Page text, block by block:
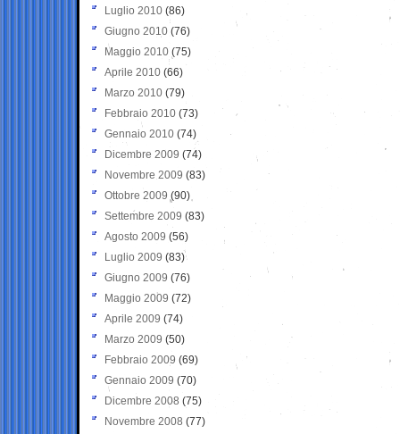
Luglio 2010 (86)
Giugno 2010 (76)
Maggio 2010 (75)
Aprile 2010 (66)
Marzo 2010 (79)
Febbraio 2010 (73)
Gennaio 2010 (74)
Dicembre 2009 (74)
Novembre 2009 (83)
Ottobre 2009 (90)
Settembre 2009 (83)
Agosto 2009 (56)
Luglio 2009 (83)
Giugno 2009 (76)
Maggio 2009 (72)
Aprile 2009 (74)
Marzo 2009 (50)
Febbraio 2009 (69)
Gennaio 2009 (70)
Dicembre 2008 (75)
Novembre 2008 (77)